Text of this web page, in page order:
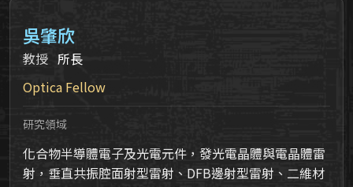
吳肇欣
教授 所長
Optica Fellow
研究領域
化合物半導體電子及光電元件，發光電晶體與電晶體雷
射，垂直共振腔面射型雷射、DFB邊射型雷射、二維材